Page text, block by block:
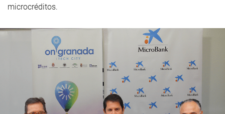
microcréditos.